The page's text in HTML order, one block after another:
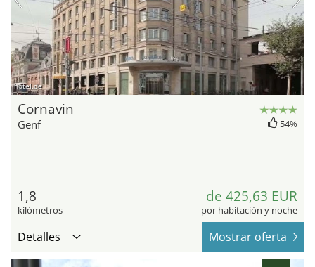
hotel.de
Cornavin
Genf 54%
1,8
kilómetros
de 425,63 EUR
por habitación y noche
Detalles Mostrar oferta